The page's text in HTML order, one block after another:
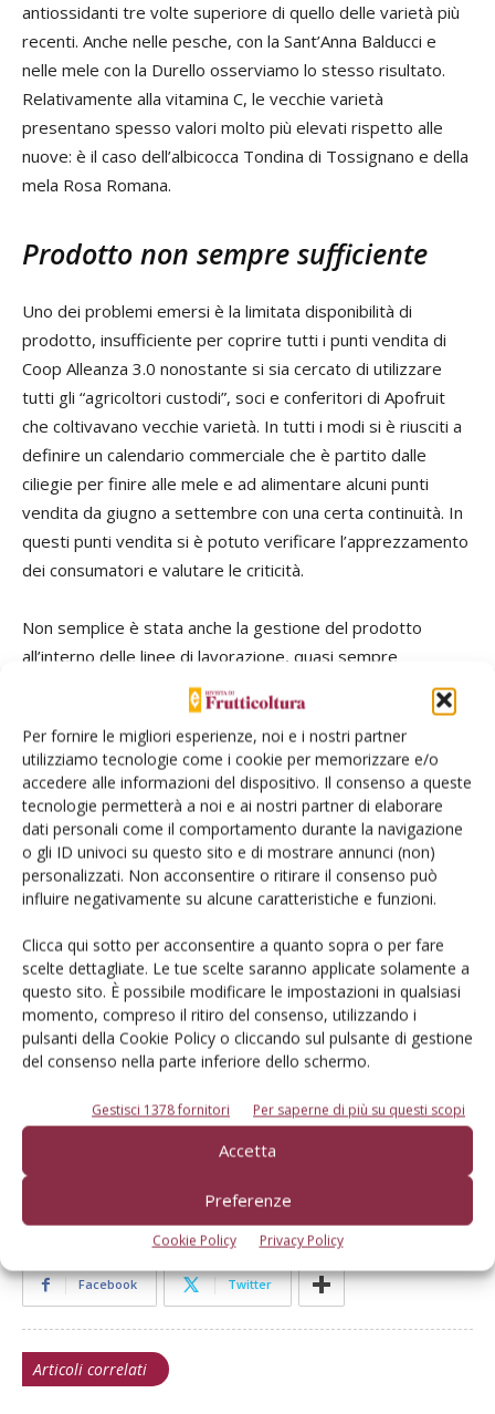
Per fornire le migliori esperienze, noi e i nostri partner
utilizziamo tecnologie come i cookie per memorizzare e/o
accedere alle informazioni del dispositivo. Il consenso a queste
tecnologie permetterà a noi e ai nostri partner di elaborare
dati personali come il comportamento durante la navigazione
o gli ID univoci su questo sito e di mostrare annunci (non)
personalizzati. Non acconsentire o ritirare il consenso può
influire negativamente su alcune caratteristiche e funzioni.
Clicca qui sotto per acconsentire a quanto sopra o per fare
scelte dettagliate. Le tue scelte saranno applicate solamente a
questo sito. È possibile modificare le impostazioni in qualsiasi
momento, compreso il ritiro del consenso, utilizzando i
pulsanti della Cookie Policy o cliccando sul pulsante di gestione
del consenso nella parte inferiore dello schermo.
Gestisci 1378 fornitori Per saperne di più su questi scopi
Accetta
Preferenze
Cookie Policy Privacy Policy
antiossidanti tre volte superiore di quello delle varietà più
recenti. Anche nelle pesche, con la Sant’Anna Balducci e
nelle mele con la Durello osserviamo lo stesso risultato.
Relativamente alla vitamina C, le vecchie varietà
presentano spesso valori molto più elevati rispetto alle
nuove: è il caso dell’albicocca Tondina di Tossignano e della
mela Rosa Romana.
Prodotto non sempre sufficiente
Uno dei problemi emersi è la limitata disponibilità di
prodotto, insufficiente per coprire tutti i punti vendita di
Coop Alleanza 3.0 nonostante si sia cercato di utilizzare
tutti gli “agricoltori custodi”, soci e conferitori di Apofruit
che coltivavano vecchie varietà. In tutti i modi si è riusciti a
definire un calendario commerciale che è partito dalle
ciliegie per finire alle mele e ad alimentare alcuni punti
vendita da giugno a settembre con una certa continuità. In
questi punti vendita si è potuto verificare l’apprezzamento
dei consumatori e valutare le criticità.
Non semplice è stata anche la gestione del prodotto
all’interno delle linee di lavorazione, quasi sempre
completamente automatizzate e dove i tempi di selezione
e confezionamento devono essere limitati per incidere il
meno possibile sui costi. In questo caso è state necessario
approntare linee indipendenti in cui la fase di
palettizzazione e selezione doveva essere più minuziosa e
accurata. Così come l’organizzazione delle vendita ha
richiesto un notevole sforzo da parte degli uffici
commerciali, per partite di limitate dimensioni e piuttosto
eterogenee.
Iniziativa realizzata nell’ambito del Programma Regionale di
Sviluppo Rurale 2014-2020 – Tipo di operazione 16.1.01
“Gruppi operativi del PEI” Focus Area 2A – Progetto “Sviluppo
di una linea commerciale legata alla biodiversità e ai prodotti
Facebook Twitter
Articoli correlati